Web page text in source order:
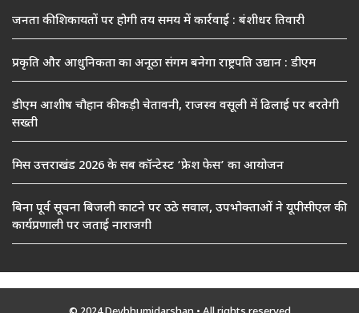
जनता की शिकायतों पर होगी तय समय में कार्रवाई : बंशीधर तिवारी
प्रकृति और आधुनिकता का अनूठा संगम बनेगा राष्ट्रपति उद्यान : डीएम
डीएम आशीष चौहान की कड़ी चेतावनी, राजस्व वसूली में ढिलाई पर बरतेगी
सख्ती
मिस उत्तराखंड 2026 के सब कॉन्टेस्ट ‘फ्रेश फेस’ का आयोजन
बिना पूर्व सूचना बिजली काटने पर उठे सवाल, उपभोक्ताओं ने यूपीसीएल की
कार्यप्रणाली पर जताई नाराजगी